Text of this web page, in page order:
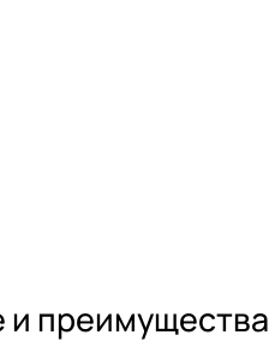
преимущества